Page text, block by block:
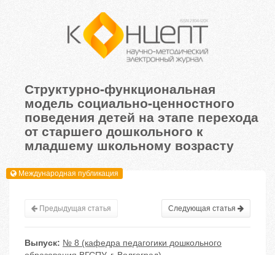
Структурно-функциональная
модель социально-ценностного
поведения детей на этапе перехода
от старшего дошкольного к
младшему школьному возрасту
Международная публикация
Предыдущая статья Следующая статья
Выпуск: № 8 (кафедра педагогики дошкольного